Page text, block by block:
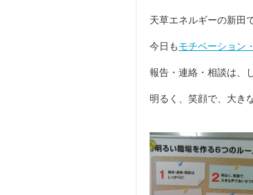
天草エネルギーの新田
今日もモチベーション
報告・連絡・相談は、
明るく、笑顔で、大き